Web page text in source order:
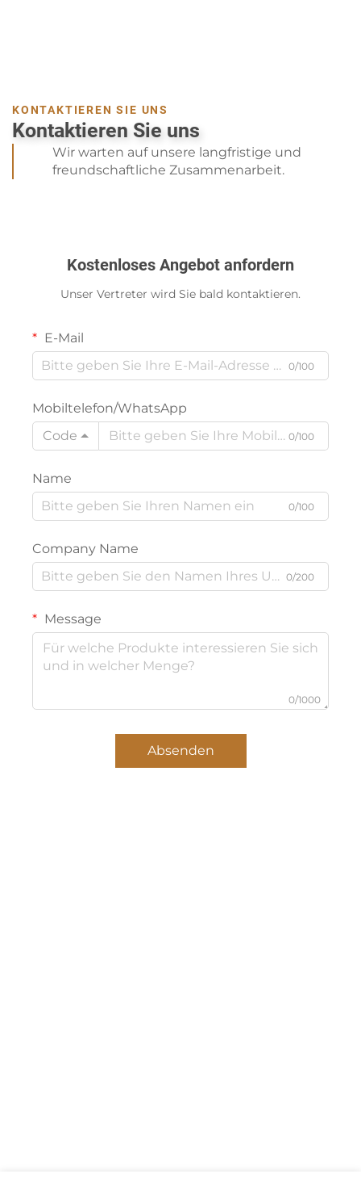
KONTAKTIEREN SIE UNS
Kontaktieren Sie uns
Wir warten auf unsere langfristige und
freundschaftliche Zusammenarbeit.
Kostenloses Angebot anfordern
Unser Vertreter wird Sie bald kontaktieren.
E-Mail
0/100
Mobiltelefon/WhatsApp
Code
0/100
Name
0/100
Company Name
0/200
Message
0/1000
Absenden